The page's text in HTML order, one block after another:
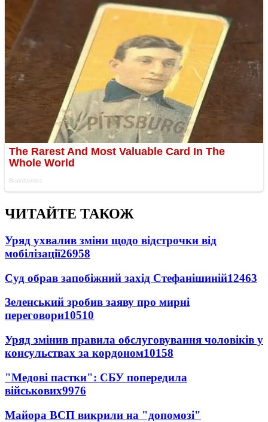
ЧИТАЙТЕ ТАКОЖ
Уряд ухвалив зміни щодо відстрочки від
мобілізації26958
Суд обрав запобіжний захід Стефанішиній12463
Зеленський зробив заяву про мирні
переговори10510
Уряд змінив правила обслуговування чоловіків у
консульствах за кордоном10158
"Медові пастки": СБУ попередила
військових9976
Майора ВСП викрили на "допомозі"